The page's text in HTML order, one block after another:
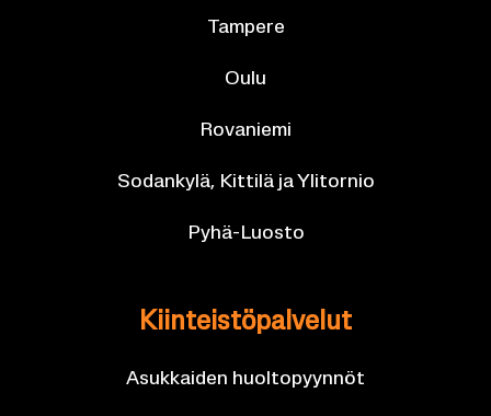
Tam­pe­re
Oulu
Ro­va­nie­mi
So­dan­ky­lä, Kit­ti­lä ja Yli­tor­nio
Pyhä-​Luosto
Kiin­teis­tö­pal­ve­lut
Asuk­kai­den huol­to­pyyn­nöt